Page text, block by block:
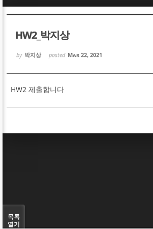
HW2_박지상
by 박지상 posted Mar 22, 2021
HW2 제출합니다
목록
열기
Sketchbook5, 스케치북5
Sketchbook5, 스케
Sketchbook5, 스케치북5
Sketchbook5, 스케